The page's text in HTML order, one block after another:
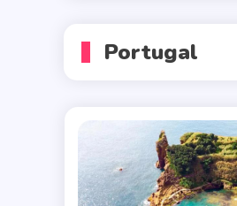
Portugal